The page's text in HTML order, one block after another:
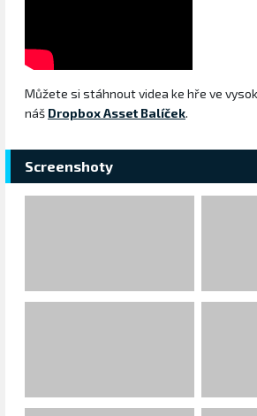
Můžete si stáhnout videa ke hře ve
náš Dropbox Asset Balíček.
Screenshoty